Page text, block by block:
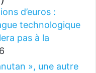
d’euros :
technologique
pas à la
», une autre